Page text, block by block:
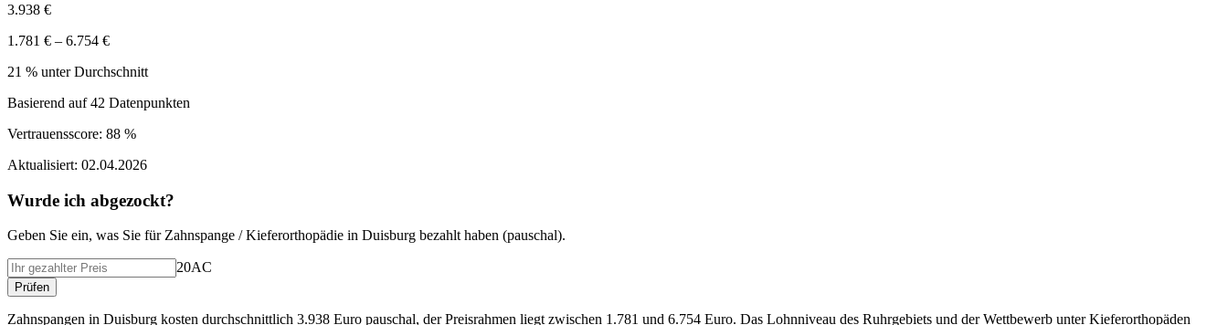
3.938 €
1.781 € – 6.754 €
21 % unter Durchschnitt
Basierend auf42 Datenpunkten
Vertrauensscore: 88 %
Aktualisiert: 02.04.2026
Wurde ich abgezockt?
Geben Sie ein, was Sie für Zahnspange / Kieferorthopädie in Duisburg bezahlt haben (pauschal).
20AC
Prüfen
Zahnspangen in Duisburg kosten durchschnittlich 3.938 Euro pauschal, der Preisrahmen liegt zwischen 1.781 und 6.754 Euro. Das Lohnniveau des Ruhrgebiets und der Wettbewerb unter Kieferorthopäden